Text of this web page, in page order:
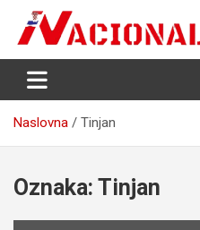
content
Nacija želi znati više
Naslovna Tinjan
Oznaka: Tinjan